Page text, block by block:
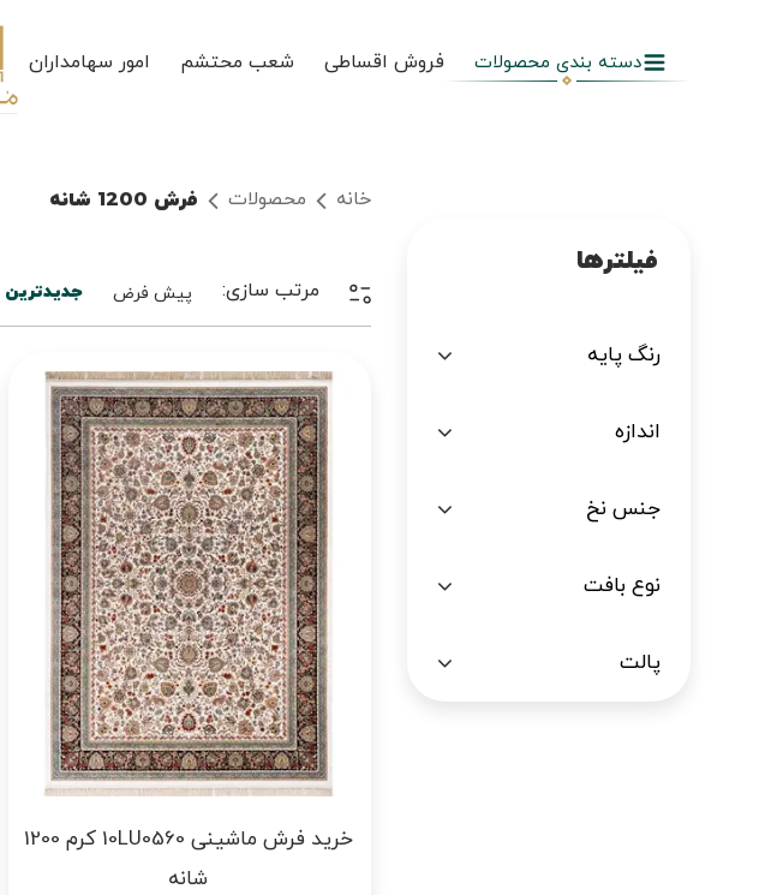
دسته بندی محصولات فروش اقساطی شعب محتشم امور سهامداران
فیلترها
رنگ پایه
اندازه
جنس نخ
نوع بافت
پالت
خانه محصولات فرش 1200 شانه
مرتب سازی: پیش فرض جدیدترین
خرید فرش ماشینی 10LU0560 کرم 1200
شانه